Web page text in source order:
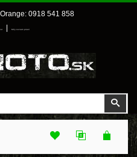
0918 541 858
Môj zoznam prianí